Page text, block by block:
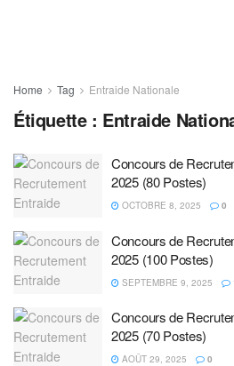
Home Tag Entraide Nationale
Étiquette : Entraide
Concours de
2025 (80 Postes)
OCTOBRE 8, 2025 0
Concours de
2025 (100 Postes)
SEPTEMBRE 9, 2025
Concours de
2025 (70 Postes)
AOÛT 29, 2025 0